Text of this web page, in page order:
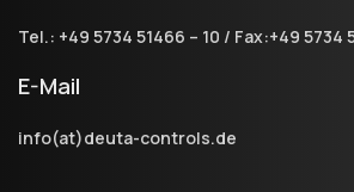
Tel.: +49 5734 51466 – 10 / Fax:+49 5734
E-Mail
info(at)deuta-controls.de